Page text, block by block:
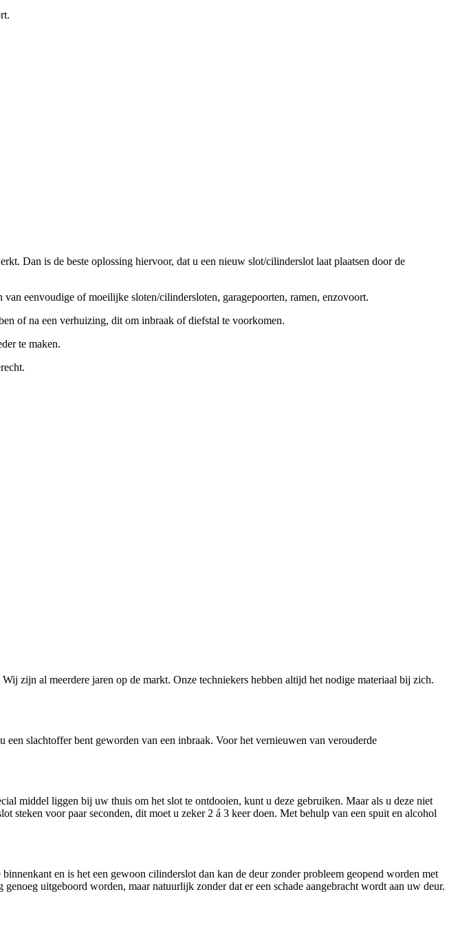
Dan is de beste oplossing hiervoor, dat u een nieuw slot/cilinderslot laat plaatsen door de
eenvoudige of moeilijke sloten/cilindersloten, garagepoorten, ramen, enzovoort.
of na een verhuizing, dit om inbraak of diefstal te voorkomen.
te maken.
zijn al meerdere jaren op de markt. Onze techniekers hebben altijd het nodige materiaal bij zich.
slachtoffer bent geworden van een inbraak. Voor het vernieuwen van verouderde
middel liggen bij uw thuis om het slot te ontdooien, kunt u deze gebruiken. Maar als u deze niet
steken voor paar seconden, dit moet u zeker 2 á 3 keer doen. Met behulp van een spuit en alcohol
en is het een gewoon cilinderslot dan kan de deur zonder probleem geopend worden met
uitgeboord worden, maar natuurlijk zonder dat er een schade aangebracht wordt aan uw deur.